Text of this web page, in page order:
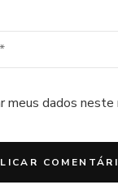
meus dados neste